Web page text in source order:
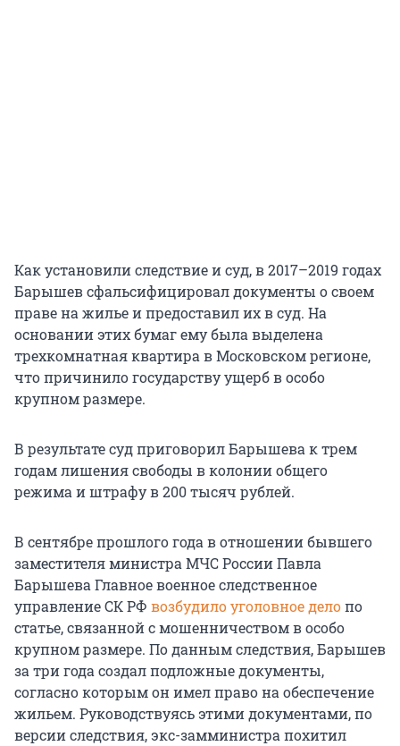
Как установили следствие и суд, в 2017–2019 годах
Барышев сфальсифицировал документы о своем
праве на жилье и предоставил их в суд. На
основании этих бумаг ему была выделена
трехкомнатная квартира в Московском регионе,
что причинило государству ущерб в особо
крупном размере.
В результате суд приговорил Барышева к трем
годам лишения свободы в колонии общего
режима и штрафу в 200 тысяч рублей.
В сентябре прошлого года в отношении бывшего
заместителя министра МЧС России Павла
Барышева Главное военное следственное
управление СК РФ возбудило уголовное делопо
статье, связанной с мошенничеством в особо
крупном размере. По данным следствия, Барышев
за три года создал подложные документы,
согласно которым он имел право на обеспечение
жильем. Руководствуясь этими документами, по
версии следствия, экс-замминистра похитил